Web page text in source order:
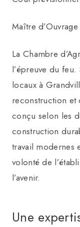
Maître d’Ouvrage
La Chambre
l’épreuve du
locaux à
reconstruction et
conçu selon les
construction
travail modernes
volonté de
l’avenir.
Une